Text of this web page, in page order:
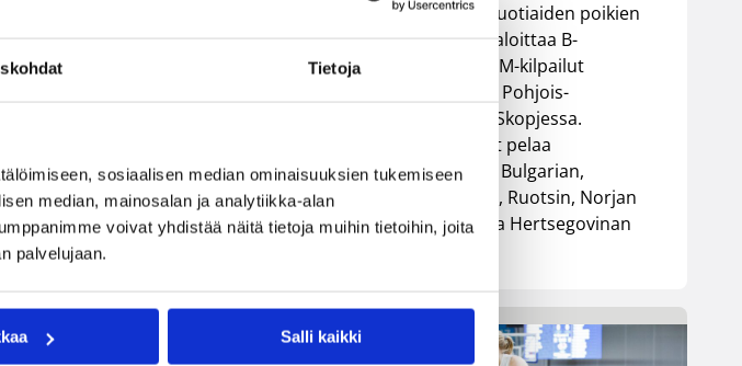
Tietoja
sosiaalisen median ominaisuuksien tukemiseen
median, mainosalan ja analytiikka-alan
voivat yhdistää näitä tietoja muihin tietoihin, joita
palvelujaan.
Salli kaikki
Suomen 16-vuotiaiden poikien
maajoukkue aloittaa B-
divisioonan EM-kilpailut
torstaina 6.8. Pohjois-
Makedonian Skopjessa.
Sudenpennut pelaa
alkulohkossa Bulgarian,
Luxemburgin, Ruotsin, Norjan
sekä Bosnia ja Hertsegovinan